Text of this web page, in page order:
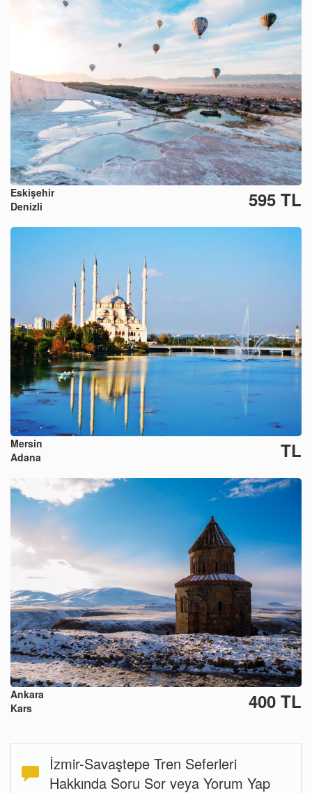
Eskişehir
Denizli
595 TL
Mersin
Adana
TL
Ankara
Kars
400 TL
İzmir-Savaştepe Tren Seferleri
Hakkında Soru Sor veya Yorum Yap